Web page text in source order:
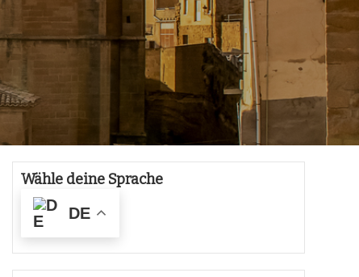
Wähle deine Sprache
DE